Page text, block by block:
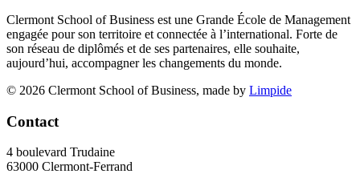
Clermont School of Business est une Grande École de Management
engagée pour son territoire et connectée à l’international. Forte de
son réseau de diplômés et de ses partenaires, elle souhaite,
aujourd’hui, accompagner les changements du monde.
© 2026 Clermont School of Business, made by Limpide
Contact
4 boulevard Trudaine
63000 Clermont-Ferrand